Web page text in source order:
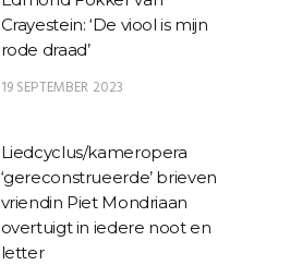
Crayestein: ‘De viool is mijn
rode draad’
19 SEPTEMBER 2023
Liedcyclus/kameropera
‘gereconstrueerde’ brieven
vriendin Piet Mondriaan
overtuigt in iedere noot en
letter